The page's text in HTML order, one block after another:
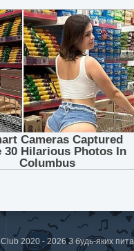
2020 - 2026 З будь-яких